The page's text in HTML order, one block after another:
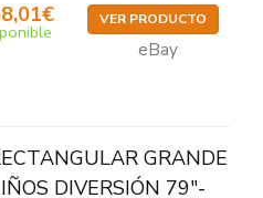
VER PRODUCTO
eBay
GRANDE
DIVERSIÓN 79"-